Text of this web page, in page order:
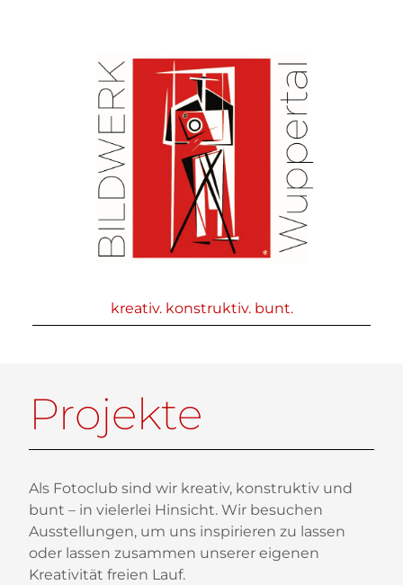
kreativ. konstruktiv. bunt.
Projekte
Als Fotoclub sind wir kreativ, konstruktiv und
bunt – in vielerlei Hinsicht. Wir besuchen
Ausstellungen, um uns inspirieren zu lassen
oder lassen zusammen unserer eigenen
Kreativität freien Lauf.